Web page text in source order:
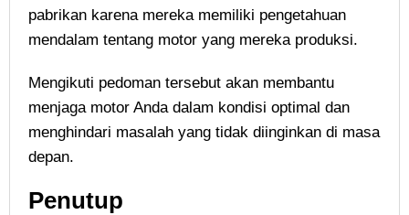
pabrikan karena mereka memiliki pengetahuan
mendalam tentang motor yang mereka produksi.
Mengikuti pedoman tersebut akan membantu
menjaga motor Anda dalam kondisi optimal dan
menghindari masalah yang tidak diinginkan di masa
depan.
Penutup